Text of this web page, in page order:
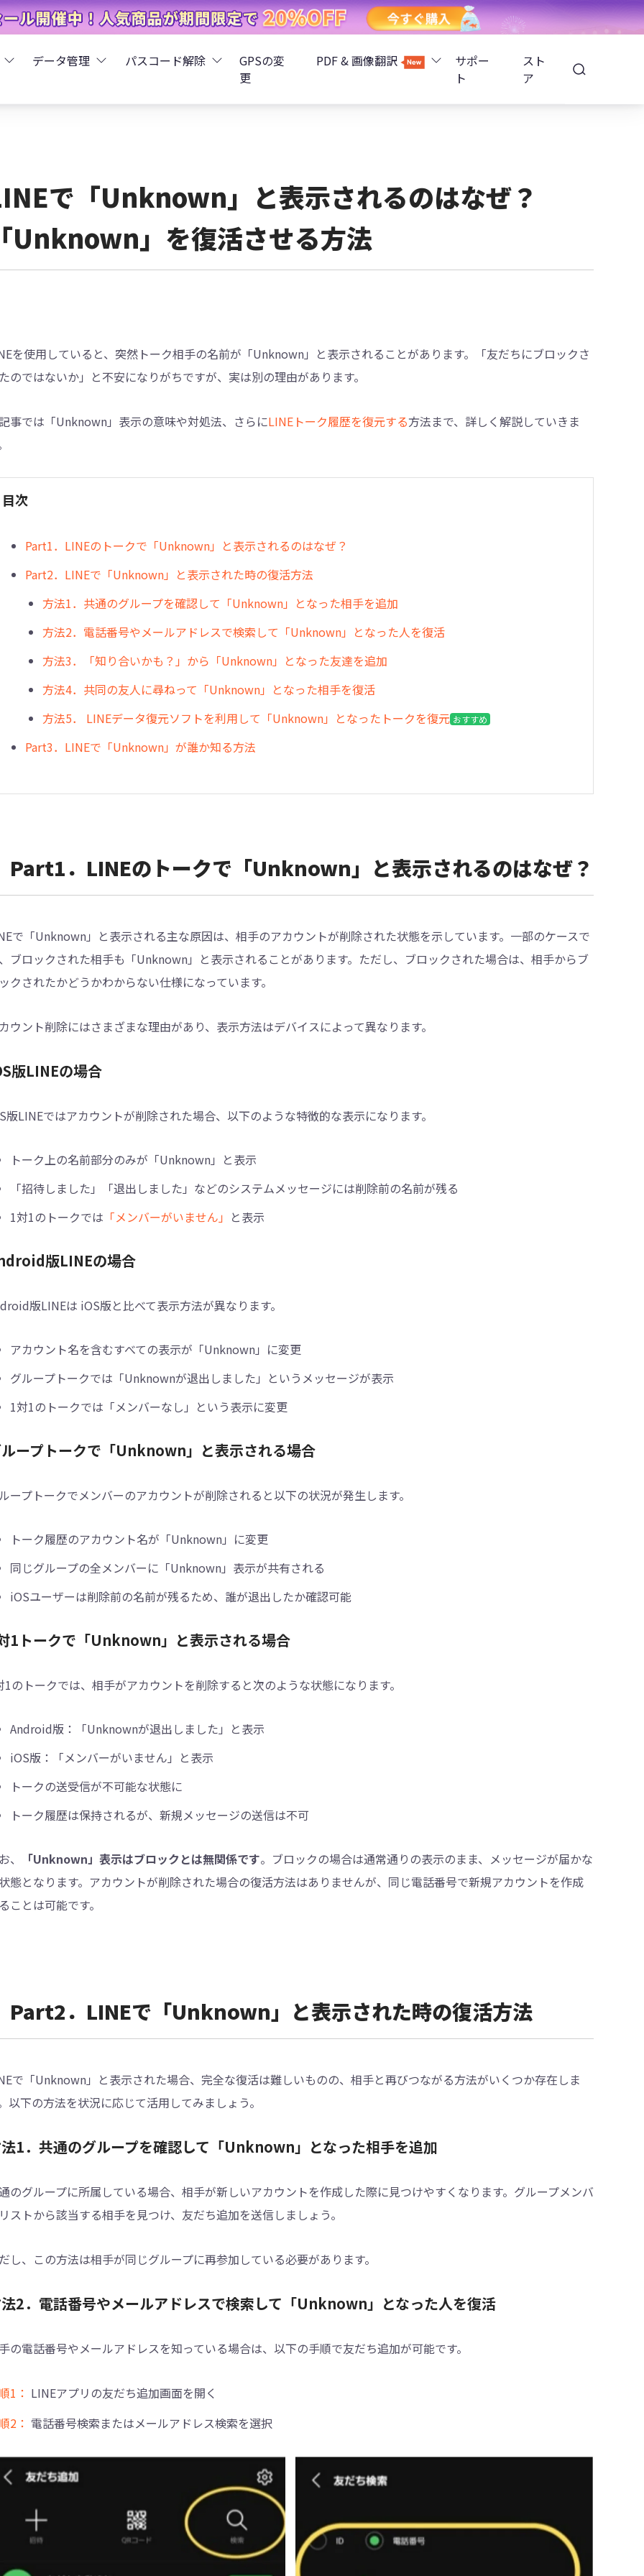
タ復元
復元
- Android不具合修復
Boot Genius
データ管理
iCareFone - AndroidとiOS間でデータ転送
iCareFone - WhatsAppデータ転送
4DDiG - 重複ファイル検索・削除
Tenorshare Cleamio - Mac重複ファイル検索・削除
パスコード解除
4MeKey - アクティベーションロック解除
4uKey - iOSパスワード管理
4uKey - Android画面ロック解除
GPSの変
更
PDF & 画像翻訳
PDNobオンライン
NotebookLMスライド編集
サポー
ト
スト
ア
で「Unknown」と表示されるのはなぜ？
Unknown」を復活させる方法
を使用していると、突然トーク相手の名前が「Unknown」と表示されることがあります。「友だちにブロックさ
のではないか」と不安になりがちですが、実は別の理由があります。
事では「Unknown」表示の意味や対処法、さらにLINEトーク履歴を復元する方法まで、詳しく解説していきま
目次
︎Part1．LINEのトークで「Unknown」と表示されるのはなぜ？
Part2．LINEで「Unknown」と表示された時の復活方法
方法1．共通のグループを確認して「Unknown」となった相手を追加
方法2．電話番号やメールアドレスで検索して「Unknown」となった人を復活
方法3．「知り合いかも？」から「Unknown」となった友達を追加
方法4．共同の友人に尋ねって「Unknown」となった相手を復活
方法5． LINEデータ復元ソフトを利用して「Unknown」となったトークを復元 おすすめ
︎Part3．LINEで「Unknown」が誰か知る方法
︎︎Part1．LINEのトークで「Unknown」と表示されるのはなぜ？
で「Unknown」と表示される主な原因は、相手のアカウントが削除された状態を示しています。一部のケースで
ブロックされた相手も「Unknown」と表示されることがあります。ただし、ブロックされた場合は、相手からブ
クされたかどうかわからない仕様になっています。
ウント削除にはさまざまな理由があり、表示方法はデバイスによって異なります。
版LINEの場合
版LINEではアカウントが削除された場合、以下のような特徴的な表示になります。
トーク上の名前部分のみが「Unknown」と表示
「招待しました」「退出しました」などのシステムメッセージには削除前の名前が残る
1対1のトークでは 「メンバーがいません」 と表示
版LINEの場合
版LINEは iOS版と比べて表示方法が異なります。
アカウント名を含むすべての表示が「Unknown」に変更
グループトークでは「Unknownが退出しました」というメッセージが表示
1対1のトークでは「メンバーなし」という表示に変更
ープトークで「Unknown」と表示される場合
ープトークでメンバーのアカウントが削除されると以下の状況が発生します。
トーク履歴のアカウント名が「Unknown」に変更
同じグループの全メンバーに「Unknown」表示が共有される
iOSユーザーは削除前の名前が残るため、誰が退出したか確認可能
1トークで「Unknown」と表示される場合
1のトークでは、相手がアカウントを削除すると次のような状態になります。
Android版：「Unknownが退出しました」と表示
iOS版：「メンバーがいません」と表示
トークの送受信が不可能な状態に
トーク履歴は保持されるが、新規メッセージの送信は不可
、 「Unknown」表示はブロックとは無関係です。ブロックの場合は通常通りの表示のまま、メッセージが届かな
態となります。アカウントが削除された場合の復活方法はありませんが、同じ電話番号で新規アカウントを作成
ことは可能です。
Part2．LINEで「Unknown」と表示された時の復活方法
で「Unknown」と表示された場合、完全な復活は難しいものの、相手と再びつながる方法がいくつか存在しま
以下の方法を状況に応じて活用してみましょう。
1．共通のグループを確認して「Unknown」となった相手を追加
のグループに所属している場合、相手が新しいアカウントを作成した際に見つけやすくなります。グループメンバ
ストから該当する相手を見つけ、友だち追加を送信しましょう。
し、この方法は相手が同じグループに再参加している必要があります。
2．電話番号やメールアドレスで検索して「Unknown」となった人を復活
の電話番号やメールアドレスを知っている場合は、以下の手順で友だち追加が可能です。
1： LINEアプリの友だち追加画面を開く
2： 電話番号検索またはメールアドレス検索を選択